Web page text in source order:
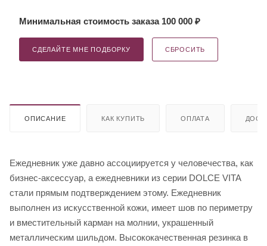
Минимальная стоимость заказа 100 000 ₽
СДЕЛАЙТЕ МНЕ ПОДБОРКУ СБРОСИТЬ
ОПИСАНИЕ КАК КУПИТЬ ОПЛАТА
Ежедневник уже давно ассоциируется у человечества, как
бизнес-аксессуар, а ежедневники из серии DOLCE VITA
стали прямым подтверждением этому. Ежедневник
выполнен из искусственной кожи, имеет шов по периметру
и вместительный карман на молнии, украшенный
металлическим шильдом. Высококачественная резинка в